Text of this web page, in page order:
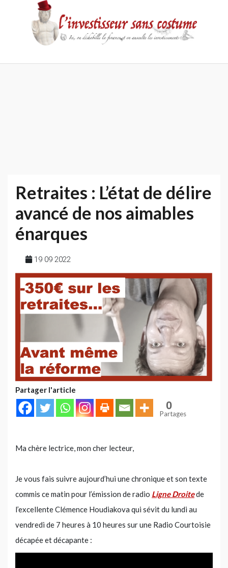
confidentialité
Retraites : L’état de délire
avancé de nos aimables
énarques
19 09 2022
Partager l'article
0
Partages
Ma chère lectrice, mon cher lecteur,
Je vous fais suivre aujourd’hui une chronique et son texte
commis ce matin pour l’émission de radio Ligne Droitede
l’excellente Clémence Houdiakova qui sévit du lundi au
vendredi de 7 heures à 10 heures sur une Radio Courtoisie
décapée et décapante :